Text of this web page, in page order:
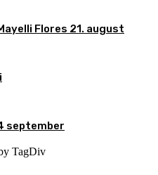
Flores 21. august
september
TagDiv